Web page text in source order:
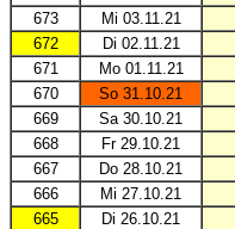
673
Mi 03.11.21
672
Di 02.11.21
671
Mo 01.11.21
670
So 31.10.21
669
Sa 30.10.21
668
Fr 29.10.21
667
Do 28.10.21
666
Mi 27.10.21
665
Di 26.10.21